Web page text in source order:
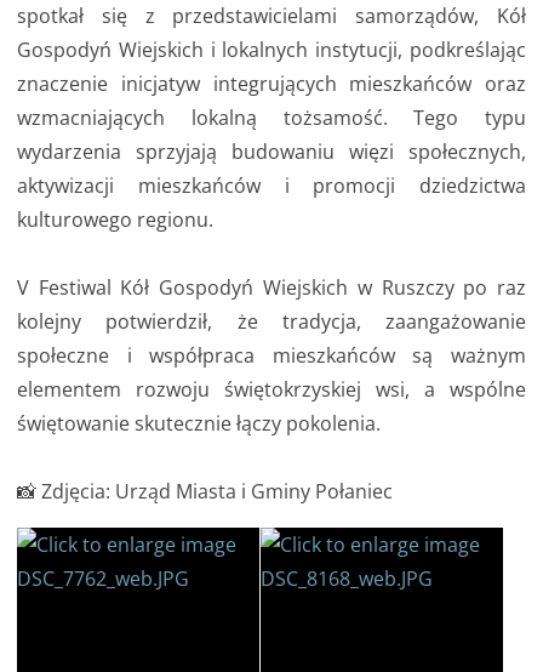
spotkał się z przedstawicielami samorządów, Kół
Gospodyń Wiejskich i lokalnych instytucji, podkreślając
znaczenie inicjatyw integrujących mieszkańców oraz
wzmacniających lokalną tożsamość. Tego typu
wydarzenia sprzyjają budowaniu więzi społecznych,
aktywizacji mieszkańców i promocji dziedzictwa
kulturowego regionu.
V Festiwal Kół Gospodyń Wiejskich w Ruszczy po raz
kolejny potwierdził, że tradycja, zaangażowanie
społeczne i współpraca mieszkańców są ważnym
elementem rozwoju świętokrzyskiej wsi, a wspólne
świętowanie skutecznie łączy pokolenia.
📸 Zdjęcia: Urząd Miasta i Gminy Połaniec